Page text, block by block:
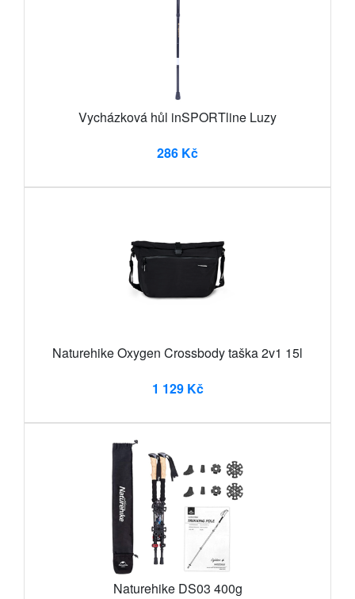
Vycházková hůl inSPORTline Luzy
286 Kč
Naturehike Oxygen Crossbody taška 2v1 15l
1 129 Kč
Naturehike DS03 400g